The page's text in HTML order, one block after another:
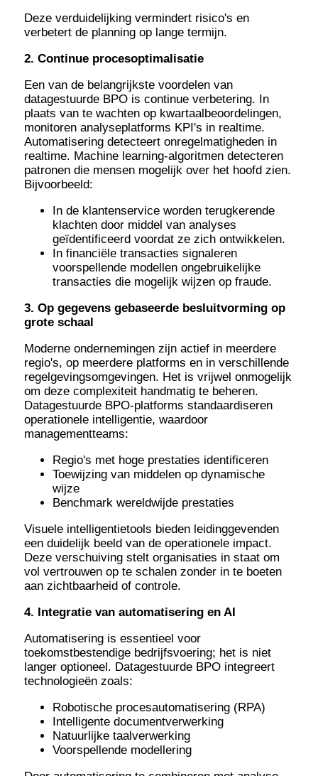
Deze verduidelijking vermindert risico's en
verbetert de planning op lange termijn.
2. Continue procesoptimalisatie
Een van de belangrijkste voordelen van
datagestuurde BPO is continue verbetering. In
plaats van te wachten op kwartaalbeoordelingen,
monitoren analyseplatforms KPI's in realtime.
Automatisering detecteert onregelmatigheden in
realtime. Machine learning-algoritmen detecteren
patronen die mensen mogelijk over het hoofd zien.
Bijvoorbeeld:
In de klantenservice worden terugkerende
klachten door middel van analyses
geïdentificeerd voordat ze zich ontwikkelen.
In financiële transacties signaleren
voorspellende modellen ongebruikelijke
transacties die mogelijk wijzen op fraude.
3. Op gegevens gebaseerde besluitvorming op
grote schaal
Moderne ondernemingen zijn actief in meerdere
regio's, op meerdere platforms en in verschillende
regelgevingsomgevingen. Het is vrijwel onmogelijk
om deze complexiteit handmatig te beheren.
Datagestuurde BPO-platforms standaardiseren
operationele intelligentie, waardoor
managementteams:
Regio's met hoge prestaties identificeren
Toewijzing van middelen op dynamische
wijze
Benchmark wereldwijde prestaties
Visuele intelligentietools bieden leidinggevenden
een duidelijk beeld van de operationele impact.
Deze verschuiving stelt organisaties in staat om
vol vertrouwen op te schalen zonder in te boeten
aan zichtbaarheid of controle.
4. Integratie van automatisering en AI
Automatisering is essentieel voor
toekomstbestendige bedrijfsvoering; het is niet
langer optioneel. Datagestuurde BPO integreert
technologieën zoals:
Robotische procesautomatisering (RPA)
Intelligente documentverwerking
Natuurlijke taalverwerking
Voorspellende modellering